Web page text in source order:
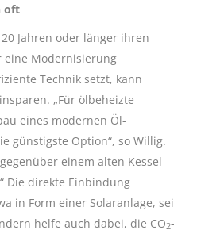
oft
Jahren oder länger ihren
eine Modernisierung
Technik setzt, kann
„Für ölbeheizte
eines modernen Öl-
günstigste Option“, so Willig.
einem alten Kessel
Die direkte Einbindung
in Form einer Solaranlage, sei
helfe auch dabei, die CO2-